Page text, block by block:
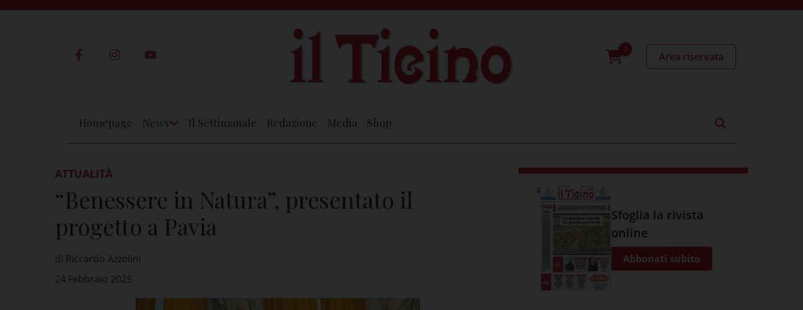
0
Area riservata
Homepage News Il Settimanale Redazione Media Shop
ATTUALITÀ
“Benessere in Natura”, presentato il
progetto a Pavia
di Riccardo Azzolini
24 Febbraio 2025
Sfoglia la rivista
online
Abbonati subito